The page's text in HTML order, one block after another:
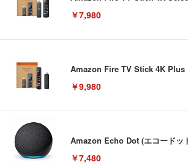
￥7,980
Amazon Fire TV Stick 4K Plus
￥9,980
Amazon Echo Dot (エコードッ
￥7,480